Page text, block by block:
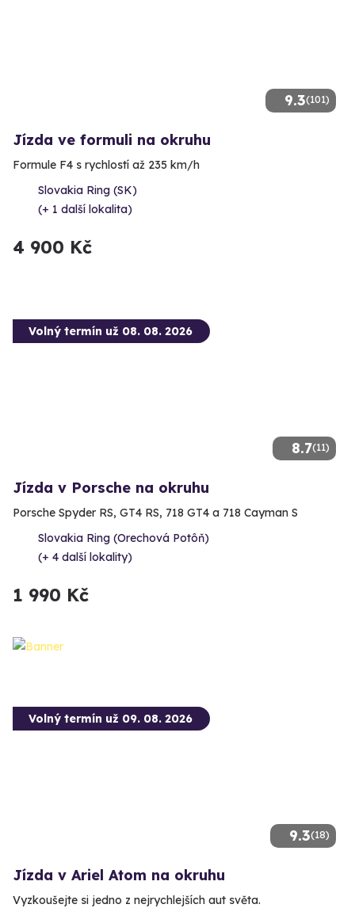
9.3(101)
Jízda ve formuli na okruhu
Formule F4 s rychlostí až 235 km/h
Slovakia Ring (SK)
(+ 1 další lokalita)
4 900 Kč
8.7(11)
Volný termín už 08. 08. 2026
Jízda v Porsche na okruhu
Porsche Spyder RS, GT4 RS, 718 GT4 a 718 Cayman S
Slovakia Ring (Orechová Potôň)
(+ 4 další lokality)
1 990 Kč
9.3(18)
Volný termín už 09. 08. 2026
Jízda v Ariel Atom na okruhu
Vyzkoušejte si jedno z nejrychlejších aut světa.